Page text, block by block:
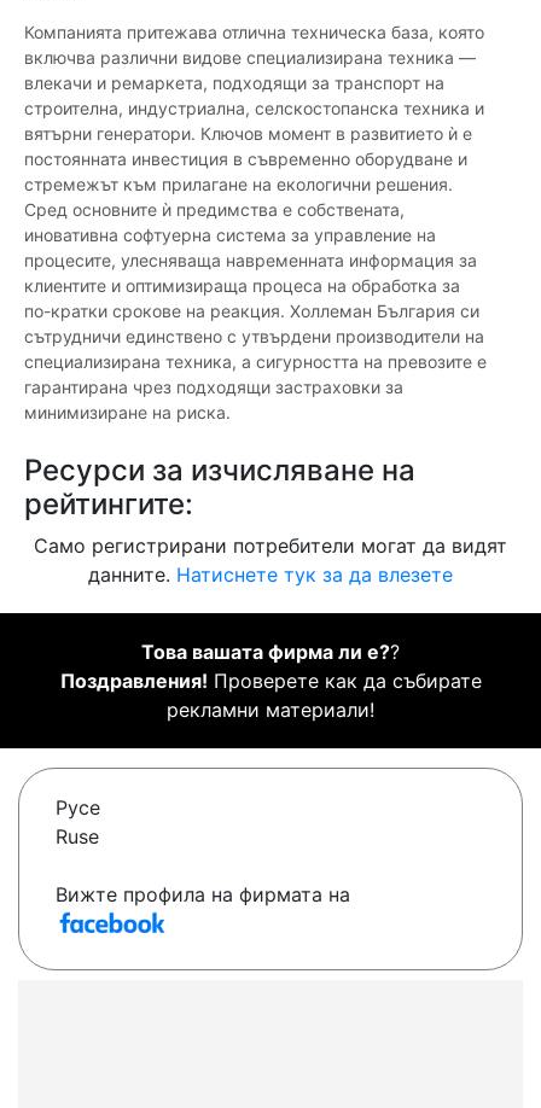
Компанията притежава отлична техническа база, която
включва различни видове специализирана техника —
влекачи и ремаркета, подходящи за транспорт на
строителна, индустриална, селскостопанска техника и
вятърни генератори. Ключов момент в развитието ѝ е
постоянната инвестиция в съвременно оборудване и
стремежът към прилагане на екологични решения.
Сред основните ѝ предимства е собствената,
иновативна софтуерна система за управление на
процесите, улесняваща навременната информация за
клиентите и оптимизираща процеса на обработка за
по-кратки срокове на реакция. Холлеман България си
сътрудничи единствено с утвърдени производители на
специализирана техника, а сигурността на превозите е
гарантирана чрез подходящи застраховки за
минимизиране на риска.
Ресурси за изчисляване на
рейтингите:
Само регистрирани потребители могат да видят
данните. Натиснете тук за да влезете
Това вашата фирма ли е??
Поздравления! Проверете как да събирате
рекламни материали!
Русе
Ruse
Вижте профила на фирмата на